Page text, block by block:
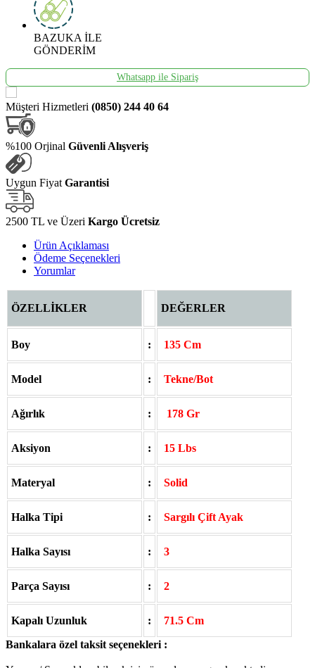
BAZUKA İLE
GÖNDERİM
Whatsapp ile Sipariş
Müşteri Hizmetleri (0850) 244 40 64
%100 Orjinal Güvenli Alışveriş
Uygun Fiyat Garantisi
2500 TL ve Üzeri Kargo Ücretsiz
Ürün Açıklaması
Ödeme Seçenekleri
Yorumlar
ÖZELLİKLER DEĞERLER
Boy : 135 Cm
Model : Tekne/Bot
Ağırlık : 178 Gr
Aksiyon : 15 Lbs
Materyal : Solid
Halka Tipi : Sargılı Çift Ayak
Halka Sayısı : 3
Parça Sayısı : 2
Kapalı Uzunluk :
71.5 Cm
Bankalara özel taksit seçenekleri :